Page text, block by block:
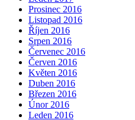
Prosinec 2016
Listopad 2016
Říjen 2016
Srpen 2016
Červenec 2016
Červen 2016
Květen 2016
Duben 2016
Březen 2016
Únor 2016
Leden 2016